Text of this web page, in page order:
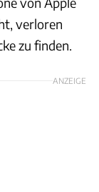
verloren
zu finden.
ANZEIGE